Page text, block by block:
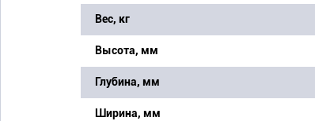
Вес, кг
Высота, мм
Глубина, мм
Ширина, мм